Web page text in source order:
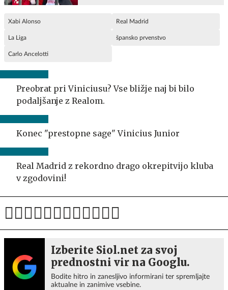
Xabi Alonso Real Madrid
La Liga špansko prvenstvo
Carlo Ancelotti
Preobrat pri Viniciusu? Vse bližje naj bi bilo
podaljšanje z Realom.
Konec "prestopne sage" Vinicius Junior
Real Madrid z rekordno drago okrepitvijo kluba
v zgodovini!
Izberite Siol.net za svoj
prednostni vir na Googlu.
Bodite hitro in zanesljivo informirani ter spremljajte
aktualne in zanimive vsebine.